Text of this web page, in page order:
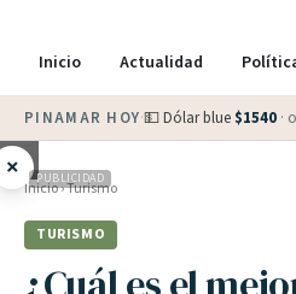
Inicio Actualidad
PINAMAR HOY·💵 Dólar blue $1540 ·
× PUBLICIDAD
Inicio›Turismo
TURISMO